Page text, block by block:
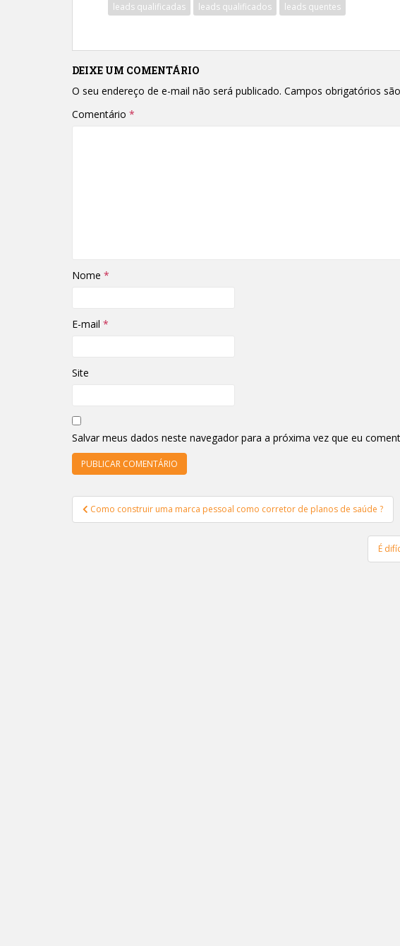
leads qualificadas
leads qualificados leads quentes
DEIXE UM COMENTÁRIO
O seu endereço de e-mail não será publicado. Campos obrigatórios
Comentário *
Nome *
E-mail *
Site
Salvar meus dados neste navegador para a próxima vez que eu
Navegação
de
Como construir uma marca pessoal como corretor de planos de saúde ?
É